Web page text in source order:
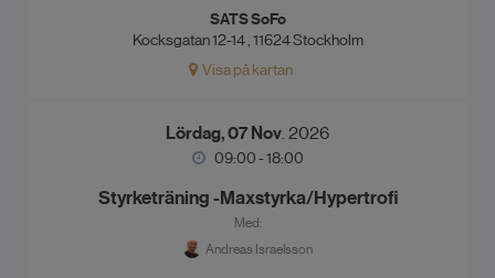
SATS SoFo
Kocksgatan 12-14 , 11624 Stockholm
Visa på kartan
Lördag, 07 Nov. 2026
09:00 - 18:00
Styrketräning -Maxstyrka/Hypertrofi
Med:
Andreas Israelsson